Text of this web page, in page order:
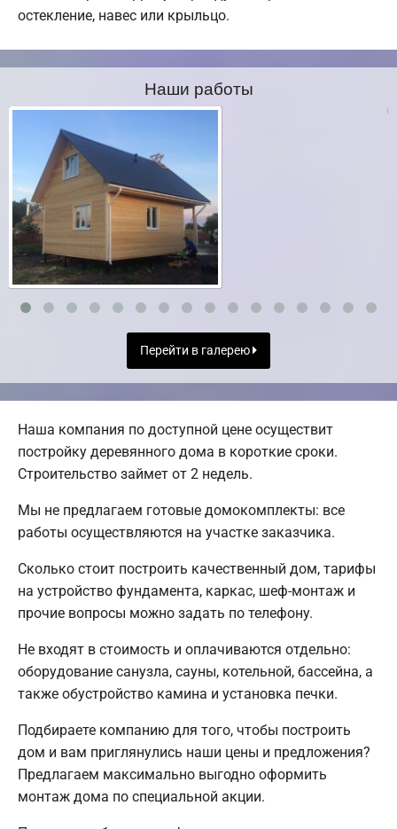
остекление, навес или крыльцо.
Наши работы
Перейти в галерею
Наша компания по доступной цене осуществит
постройку деревянного дома в короткие сроки.
Строительство займет от 2 недель.
Мы не предлагаем готовые домокомплекты: все
работы осуществляются на участке заказчика.
Сколько стоит построить качественный дом, тарифы
на устройство фундамента, каркас, шеф-монтаж и
прочие вопросы можно задать по телефону.
Не входят в стоимость и оплачиваются отдельно:
оборудование санузла, сауны, котельной, бассейна, а
также обустройство камина и установка печки.
Подбираете компанию для того, чтобы построить
дом и вам приглянулись наши цены и предложения?
Предлагаем максимально выгодно оформить
монтаж дома по специальной акции.